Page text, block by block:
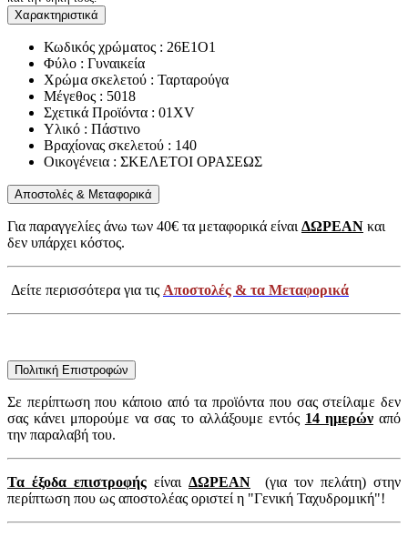
Χαρακτηριστικά
Κωδικός χρώματος : 26E1O1
Φύλο : Γυναικεία
Χρώμα σκελετού : Ταρταρούγα
Μέγεθος : 5018
Σχετικά Προϊόντα : 01XV
Υλικό : Πάστινο
Βραχίονας σκελετού : 140
Οικογένεια : ΣΚΕΛΕΤΟΙ ΟΡΑΣΕΩΣ
Αποστολές & Μεταφορικά
Για παραγγελίες άνω των 40€ τα μεταφορικά είναιΔΩΡΕΑΝ και
δεν υπάρχει κόστος.
Δείτε περισσότερα για τις Αποστολές & τα Μεταφορικά
Πολιτική Επιστροφών
Σε περίπτωση που κάποιο από τα προϊόντα που σας στείλαμε δεν
σας κάνει μπορούμε να σας το αλλάξουμε εντός 14 ημερώναπό
την παραλαβή του.
Τα έξοδα επιστροφής είναι ΔΩΡΕΑΝ (για τον πελάτη) στην
περίπτωση που ως αποστολέας οριστεί η "Γενική Ταχυδρομική"!